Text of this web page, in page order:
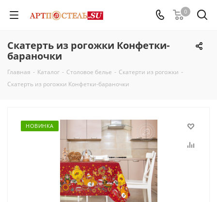
0
Скатерть из рогожки Конфетки-
бараночки
Главная - Каталог - Столовое белье - Скатерти из рогожки -
Скатерть из рогожки Конфетки-бараночки
НОВИНКА